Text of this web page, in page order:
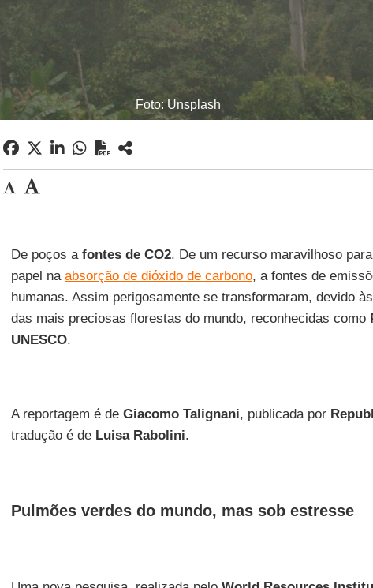
Foto: Unsplash
De poços a fontes de CO2. De um recurso maravilhoso
papel na absorção de dióxido de carbono, a fontes de
humanas. Assim perigosamente se transformaram, devido
das mais preciosas florestas do mundo, reconhecidas como
UNESCO.
A reportagem é de Giacomo Talignani, publicada por
tradução é de Luisa Rabolini.
Pulmões verdes do mundo, mas sob estresse